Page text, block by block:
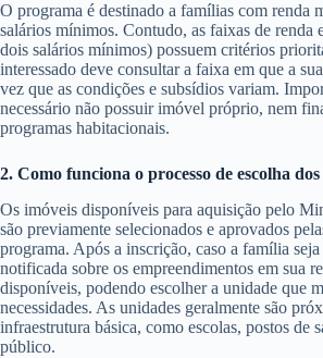
O programa é destinado a famílias com renda
salários mínimos. Contudo, as faixas de renda
dois salários mínimos) possuem critérios
interessado deve consultar a faixa em que a
vez que as condições e subsídios variam.
necessário não possuir imóvel próprio, nem
programas habitacionais.
2. Como funciona o processo de escolha
Os imóveis disponíveis para aquisição pelo
são previamente selecionados e aprovados
programa. Após a inscrição, caso a família
notificada sobre os empreendimentos em sua
disponíveis, podendo escolher a unidade que
necessidades. As unidades geralmente são
infraestrutura básica, como escolas, postos de
público.